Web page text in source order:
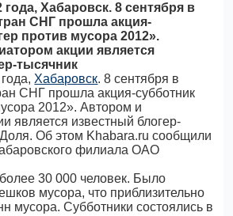
года, Хабаровск. 8 сентября в
СНГ прошла акция-
против мусора 2012».
акции является
тысячник
Хабаровск. 8 сентября в
СНГ прошла акция-субботник
2012». Автором и
является известный блогер-
Об этом Khabara.ru сообщили
филиала ОАО
30 000 человек. Было
мусора, что приблизительно
мусора. Субботники состоялись в